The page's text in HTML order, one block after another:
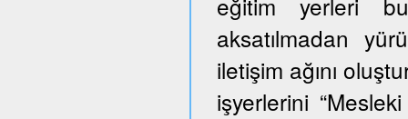
aksatılmadan
iletişim ağını
işyerlerini